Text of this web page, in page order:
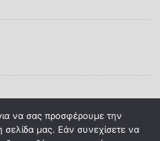
να σας προσφέρουμε την
σελίδα μας. Εάν συνεχίσετε να